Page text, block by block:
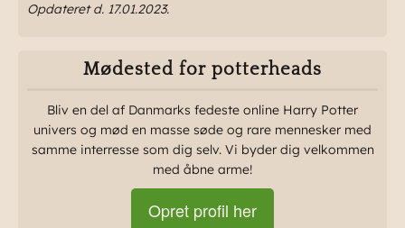
Opdateret d. 17.01.2023.
Mødested for potterheads
Bliv en del af Danmarks fedeste online Harry Potter
univers og mød en masse søde og rare mennesker med
samme interresse som dig selv. Vi byder dig velkommen
med åbne arme!
Opret profil her